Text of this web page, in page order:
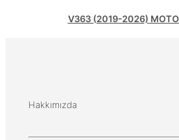
V363 (2019-2026)
Hakkımızda